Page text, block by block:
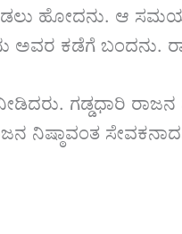
ಹೋದನು. ಆ
ಅವರ ಕಡೆಗೆ ಬಂದನು.
ಗಡ್ಡಧಾರಿ
ನಿಷ್ಠಾವಂತ